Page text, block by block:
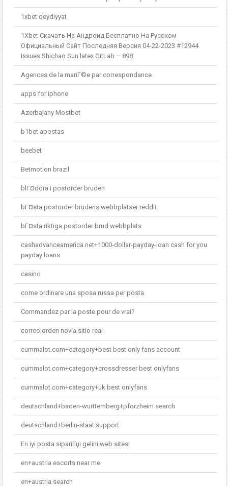
1xbet qeydiyyat
1Xbet Скачать На Андроид Бесплатно На Русском
Официальный Сайт Последняя Версия 04-22-2023 #12944
Issues Shichao Sun latex GitLab – 898
Agences de la mariГ©e par correspondance
apps for iphone
Azerbajany Mostbet
b1bet apostas
beebet
Betmotion brazil
blГ¤ddra i postorder bruden
bГ¤sta postorder brudens webbplatser reddit
bГ¤sta riktiga postorder brud webbplats
cashadvanceamerica.net+1000-dollar-payday-loan cash for you
payday loans
casino
come ordinare una sposa russa per posta
Commandez par la poste pour de vrai?
correo orden novia sitio real
cummalot.com+category+best best only fans account
cummalot.com+category+crossdresser best onlyfans
cummalot.com+category+uk best onlyfans
deutschland+baden-wurttemberg+pforzheim search
deutschland+berlin-staat support
En iyi posta sipariЕџi gelini web sitesi
en+austria escorts near me
en+austria search